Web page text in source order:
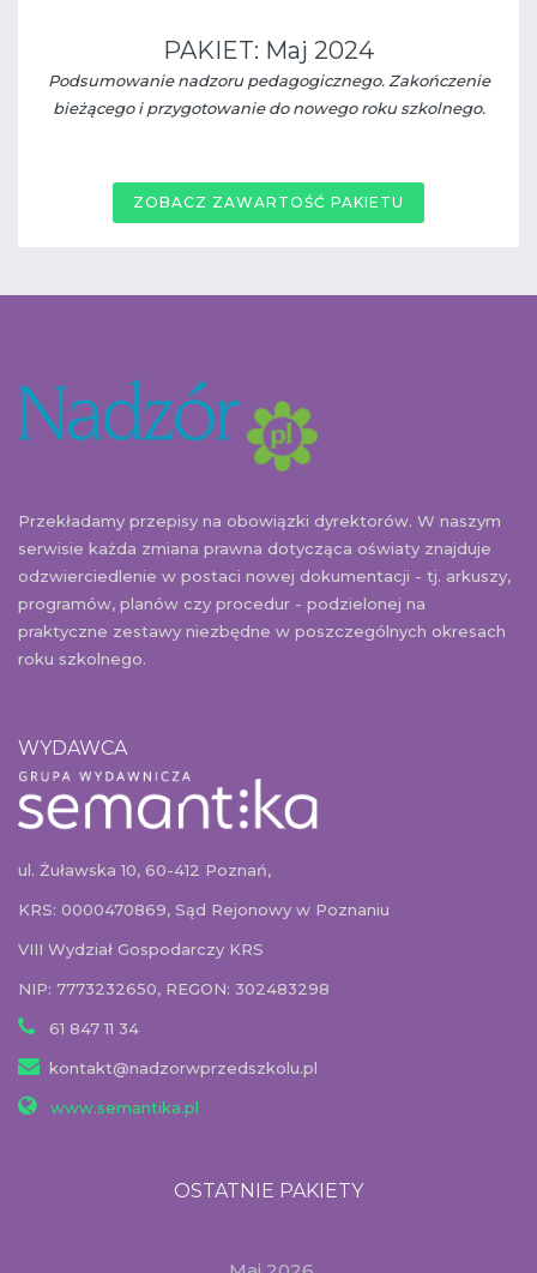
PAKIET: Maj 2024
Podsumowanie nadzoru pedagogicznego. Zakończenie
bieżącego i przygotowanie do nowego roku szkolnego.
ZOBACZ ZAWARTOŚĆ PAKIETU
Przekładamy przepisy na obowiązki dyrektorów. W naszym
serwisie każda zmiana prawna dotycząca oświaty znajduje
odzwierciedlenie w postaci nowej dokumentacji - tj. arkuszy,
programów, planów czy procedur - podzielonej na
praktyczne zestawy niezbędne w poszczególnych okresach
roku szkolnego.
WYDAWCA
ul. Żuławska 10, 60-412 Poznań,
KRS: 0000470869, Sąd Rejonowy w Poznaniu
VIII Wydział Gospodarczy KRS
NIP: 7773232650, REGON: 302483298
61 847 11 34
kontakt@nadzorwprzedszkolu.pl
www.semantika.pl
OSTATNIE PAKIETY